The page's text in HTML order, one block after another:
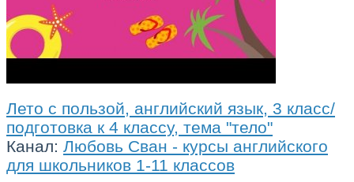
Лето с пользой, английский язык, 3 класс/
подготовка к 4 классу, тема "тело"
Канал: Любовь Сван - курсы английского
для школьников 1-11 классов